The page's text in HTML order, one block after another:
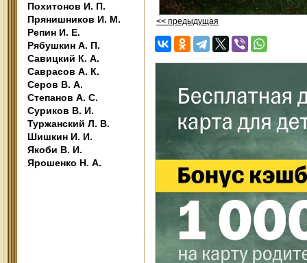
Похитонов И. П.
Прянишников И. М.
Репин И. Е.
Рябушкин А. П.
Савицкий К. А.
Саврасов А. К.
Серов В. А.
Степанов А. С.
Суриков В. И.
Туржанский Л. В.
Шишкин И. И.
Якоби В. И.
Ярошенко Н. А.
<< предыдущая